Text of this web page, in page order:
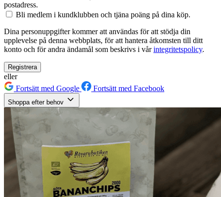
postadress.
Bli medlem i kundklubben och tjäna poäng på dina köp.
Dina personuppgifter kommer att användas för att stödja din
upplevelse på denna webbplats, för att hantera åtkomsten till ditt
konto och för andra ändamål som beskrivs i vårintegritetspolicy.
Registrera
eller
Fortsätt med Google
Fortsätt med Facebook
Shoppa efter behov